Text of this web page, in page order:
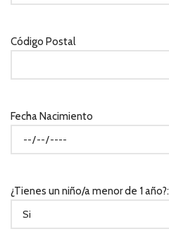
Código Postal
Fecha Nacimiento
¿Tienes un niño/a menor de 1 año?: